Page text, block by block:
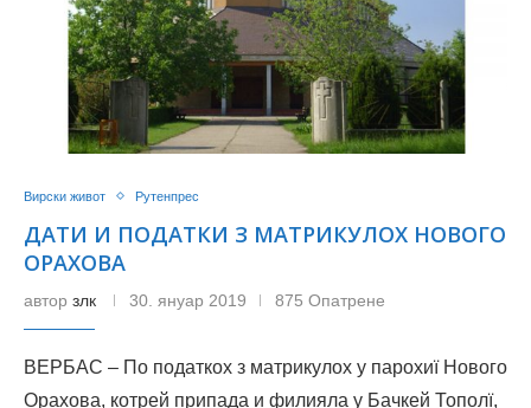
Вирски живот Рутенпрес
ДАТИ И ПОДАТКИ З МАТРИКУЛОХ НОВОГО
ОРАХОВА
автор злк 30. януар 2019 875 Опатрене
ВЕРБАС – По податкох з матрикулох у парохиї Нового
Орахова, котрей припада и филияла у Бачкей Тополї,